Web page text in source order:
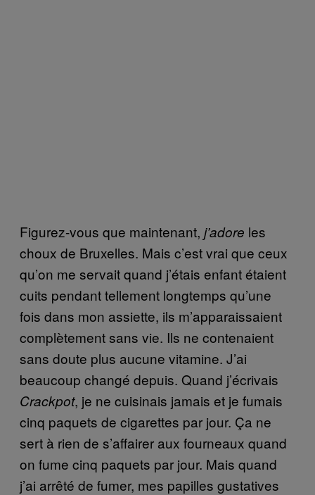
Figurez-vous que maintenant, j’adore les
choux de Bruxelles. Mais c’est vrai que ceux
qu’on me servait quand j’étais enfant étaient
cuits pendant tellement longtemps qu’une
fois dans mon assiette, ils m’apparaissaient
complètement sans vie. Ils ne contenaient
sans doute plus aucune vitamine. J’ai
beaucoup changé depuis. Quand j’écrivais
Crackpot, je ne cuisinais jamais et je fumais
cinq paquets de cigarettes par jour. Ça ne
sert à rien de s’affairer aux fourneaux quand
on fume cinq paquets par jour. Mais quand
j’ai arrêté de fumer, mes papilles gustatives